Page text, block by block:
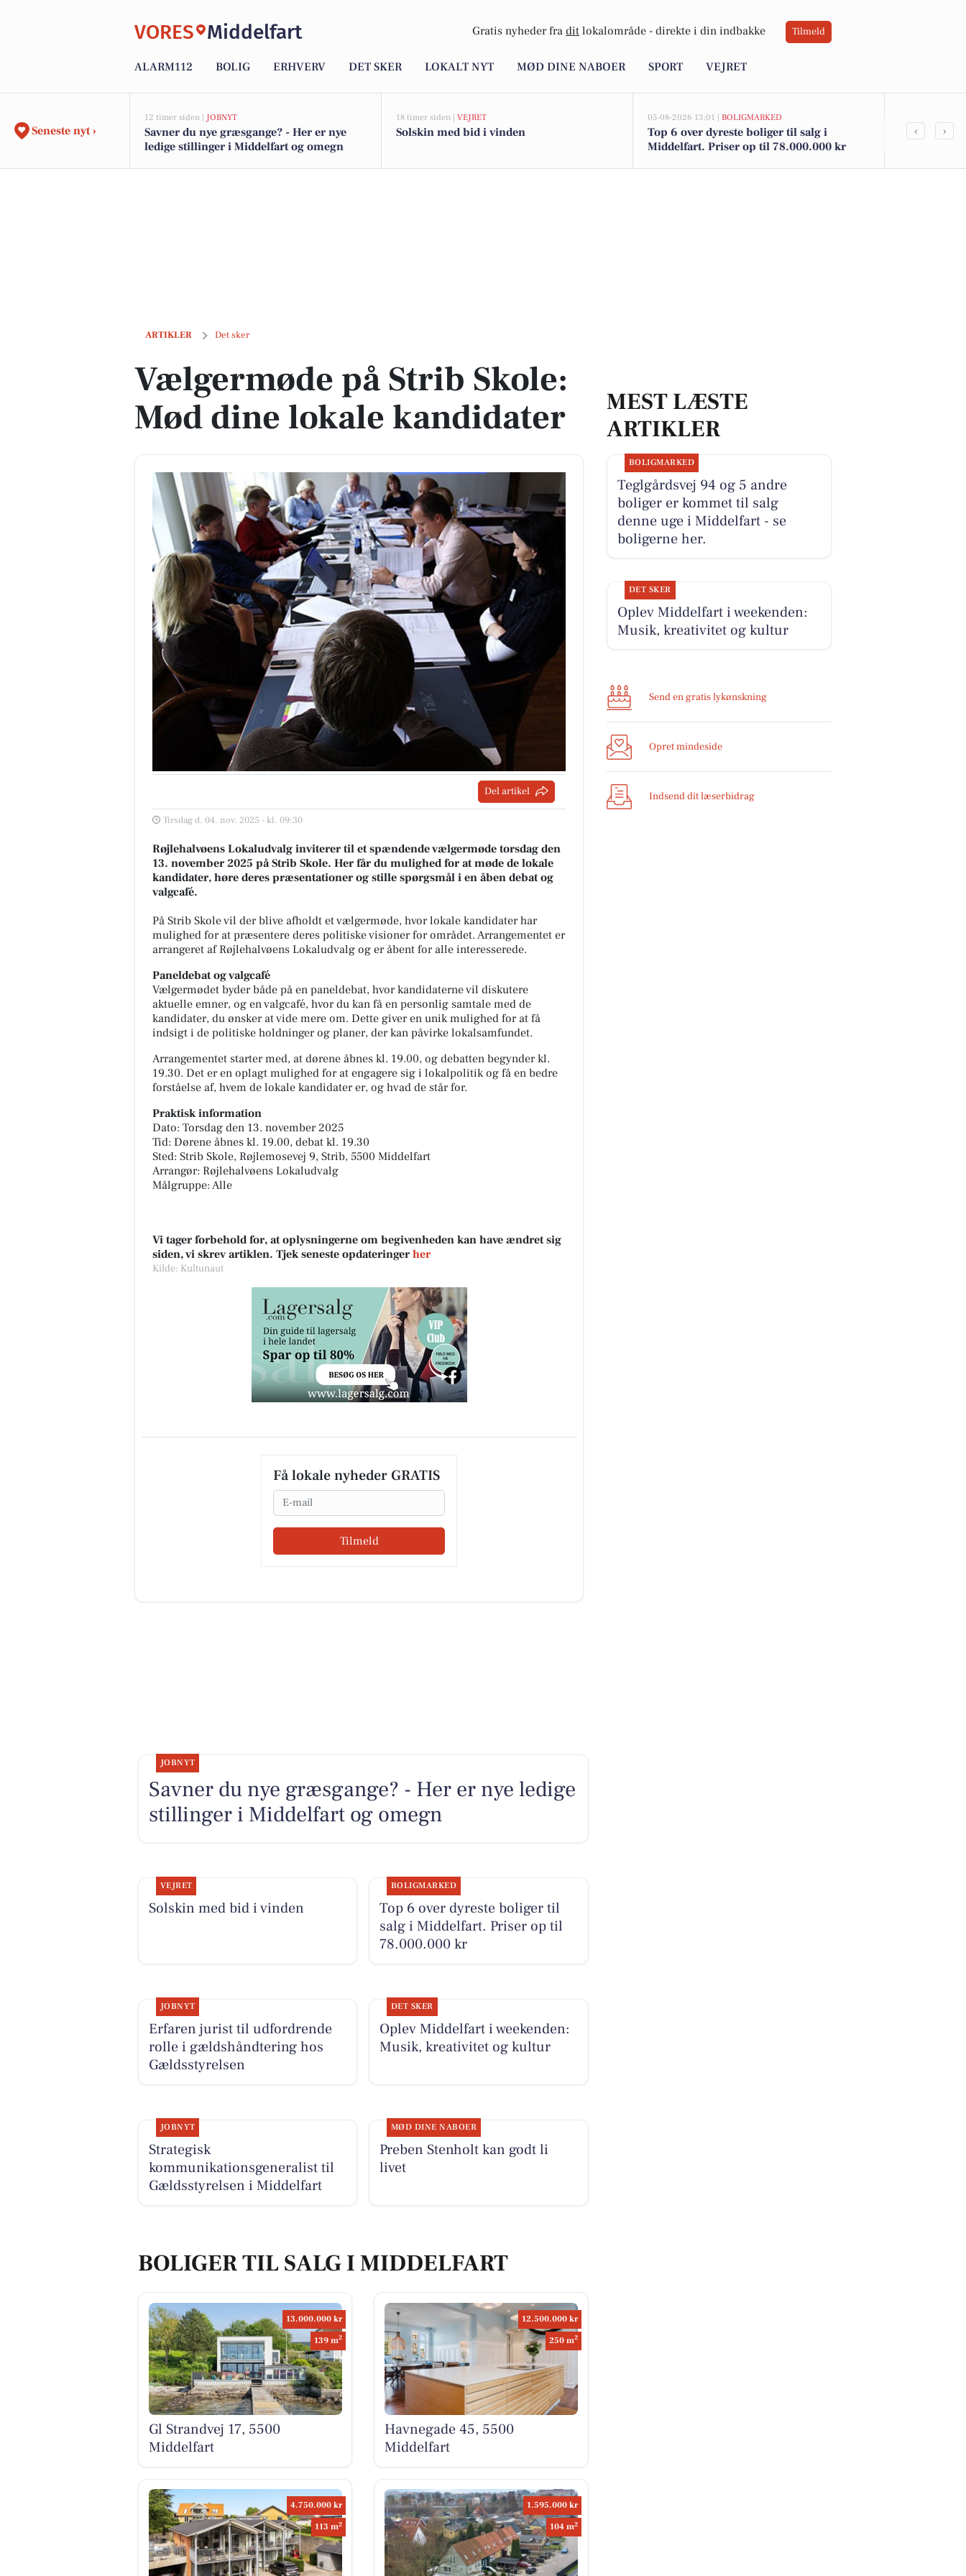
VORES Middelfart Gratis nyheder fra dit lokalområde - direkte i din indbakke Tilmeld
ALARM112 BOLIG ERHVERV DET SKER LOKALT NYT MØD DINE NABOER SPORT VEJRET
Seneste nyt ›
12 timer siden | JOBNYT
Savner du nye græsgange? - Her er nye
ledige stillinger i Middelfart og omegn
18 timer siden | VEJRET
Solskin med bid i vinden
05-08-2026 13:01 | BOLIGMARKED
Top 6 over dyreste boliger til salg i
Middelfart. Priser op til 78.000.000 kr
Erfaren
‹ ›
ARTIKLER Det sker
Vælgermøde på Strib Skole: Mød dine lokale kandidater
Vælgermøde på Strib Skole:
Mød dine lokale kandidater
Del artikel
Tirsdag d. 04. nov. 2025 - kl. 09:30
Røjlehalvøens Lokaludvalg inviterer til et spændende vælgermøde torsdag den
13. november 2025 på Strib Skole. Her får du mulighed for at møde de lokale
kandidater, høre deres præsentationer og stille spørgsmål i en åben debat og
valgcafé.
På Strib Skole vil der blive afholdt et vælgermøde, hvor lokale kandidater har
mulighed for at præsentere deres politiske visioner for området. Arrangementet er
arrangeret af Røjlehalvøens Lokaludvalg og er åbent for alle interesserede.
Paneldebat og valgcafé
Vælgermødet byder både på en paneldebat, hvor kandidaterne vil diskutere
aktuelle emner, og en valgcafé, hvor du kan få en personlig samtale med de
kandidater, du ønsker at vide mere om. Dette giver en unik mulighed for at få
indsigt i de politiske holdninger og planer, der kan påvirke lokalsamfundet.
Arrangementet starter med, at dørene åbnes kl. 19.00, og debatten begynder kl.
19.30. Det er en oplagt mulighed for at engagere sig i lokalpolitik og få en bedre
forståelse af, hvem de lokale kandidater er, og hvad de står for.
Praktisk information
Dato: Torsdag den 13. november 2025
Tid: Dørene åbnes kl. 19.00, debat kl. 19.30
Sted: Strib Skole, Røjlemosevej 9, Strib, 5500 Middelfart
Arrangør: Røjlehalvøens Lokaludvalg
Målgruppe: Alle
Vi tager forbehold for, at oplysningerne om begivenheden kan have ændret sig
siden, vi skrev artiklen. Tjek seneste opdateringer her
Kilde: Kultunaut
Få lokale nyheder GRATIS
Email
Tilmeld
MEST LÆSTE
ARTIKLER
BOLIGMARKED
Teglgårdsvej 94 og 5 andre
boliger er kommet til salg
denne uge i Middelfart - se
boligerne her.
DET SKER
Oplev Middelfart i weekenden:
Musik, kreativitet og kultur
Send en gratis lykønskning
Opret mindeside
Indsend dit læserbidrag
JOBNYT
Savner du nye græsgange? - Her er nye ledige
stillinger i Middelfart og omegn
VEJRET
Solskin med bid i vinden
BOLIGMARKED
Top 6 over dyreste boliger til
salg i Middelfart. Priser op til
78.000.000 kr
JOBNYT
Erfaren jurist til udfordrende
rolle i gældshåndtering hos
Gældsstyrelsen
DET SKER
Oplev Middelfart i weekenden:
Musik, kreativitet og kultur
JOBNYT
Strategisk
kommunikationsgeneralist til
Gældsstyrelsen i Middelfart
MØD DINE NABOER
Preben Stenholt kan godt li
livet
BOLIGER TIL SALG I MIDDELFART
13.000.000 kr
139 m2
Gl Strandvej 17, 5500
Middelfart
12.500.000 kr
250 m2
Havnegade 45, 5500
Middelfart
4.750.000 kr
113 m2
1.595.000 kr
104 m2